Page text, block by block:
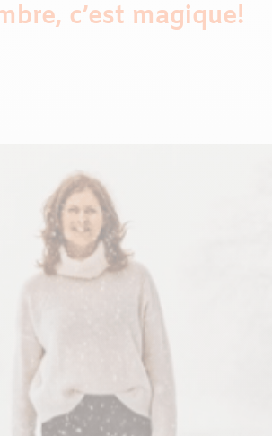
c’est magique!